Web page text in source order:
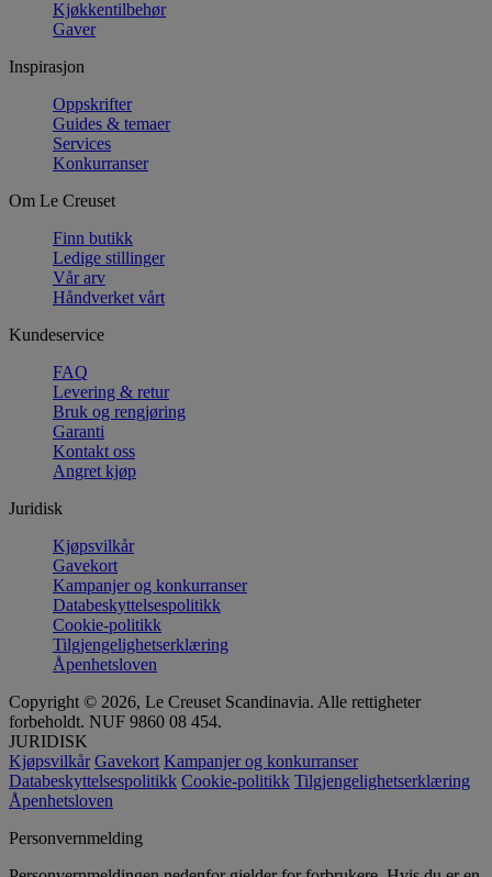
Kjøkkentilbehør
Gaver
Inspirasjon
Oppskrifter
Guides & temaer
Services
Konkurranser
Om Le Creuset
Finn butikk
Ledige stillinger
Vår arv
Håndverket vårt
Kundeservice
FAQ
Levering & retur
Bruk og rengjøring
Garanti
Kontakt oss
Angret kjøp
Juridisk
Kjøpsvilkår
Gavekort
Kampanjer og konkurranser
Databeskyttelsespolitikk
Cookie-politikk
Tilgjengelighetserklæring
Åpenhetsloven
Copyright © 2026, Le Creuset Scandinavia. Alle rettigheter
forbeholdt. NUF 9860 08 454.
JURIDISK
Kjøpsvilkår Gavekort Kampanjer og konkurranser
Databeskyttelsespolitikk Cookie-politikk Tilgjengelighetserklæring
Åpenhetsloven
Personvernmelding